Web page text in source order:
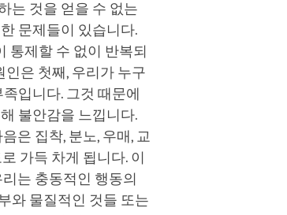
는 것을 얻을 수 없는
문제들이 있습니다.
통제할 수 없이 반복되
은 첫째, 우리가 누구
입니다. 그것 때문에
불안감을 느낍니다.
은 집착, 분노, 우매, 교
가득 차게 됩니다. 이
는 충동적인 행동의
와 물질적인 것들 또는